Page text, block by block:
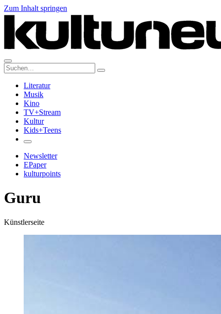
Zum Inhalt springen
Suche:
Literatur
Musik
Kino
TV+Stream
Kultur
Kids+Teens
Newsletter
EPaper
kulturpoints
Guru
Künstlerseite